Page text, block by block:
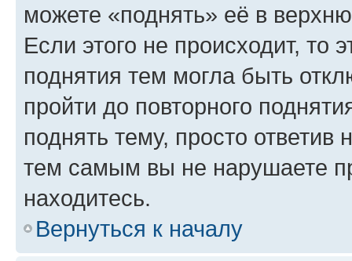
можете «поднять» её в
Если этого не происходит, то
поднятия тем могла быть
пройти до повторного
поднять тему, просто ответив
тем самым вы не нарушаете
находитесь.
Вернуться к началу